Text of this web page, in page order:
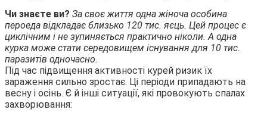
Чи знаєте ви? За своє життя одна жіноча особина
пероеда відкладає близько 120 тис. яєць. Цей процес є
циклічним і не зупиняється практично ніколи. А одна
курка може стати середовищем існування для 10 тис.
паразитів одночасно.
Під час підвищення активності курей ризик їх
зараження сильно зростає. Ці періоди припадають на
весну і осінь. Є й інші ситуації, які провокують спалах
захворювання: